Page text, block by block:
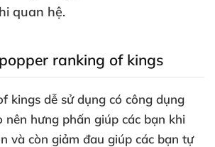
quan hệ.
ranking of kings
kings dễ sử dụng có công dụng
nên hưng phấn giúp các bạn khi
và còn giảm đau giúp các bạn tự